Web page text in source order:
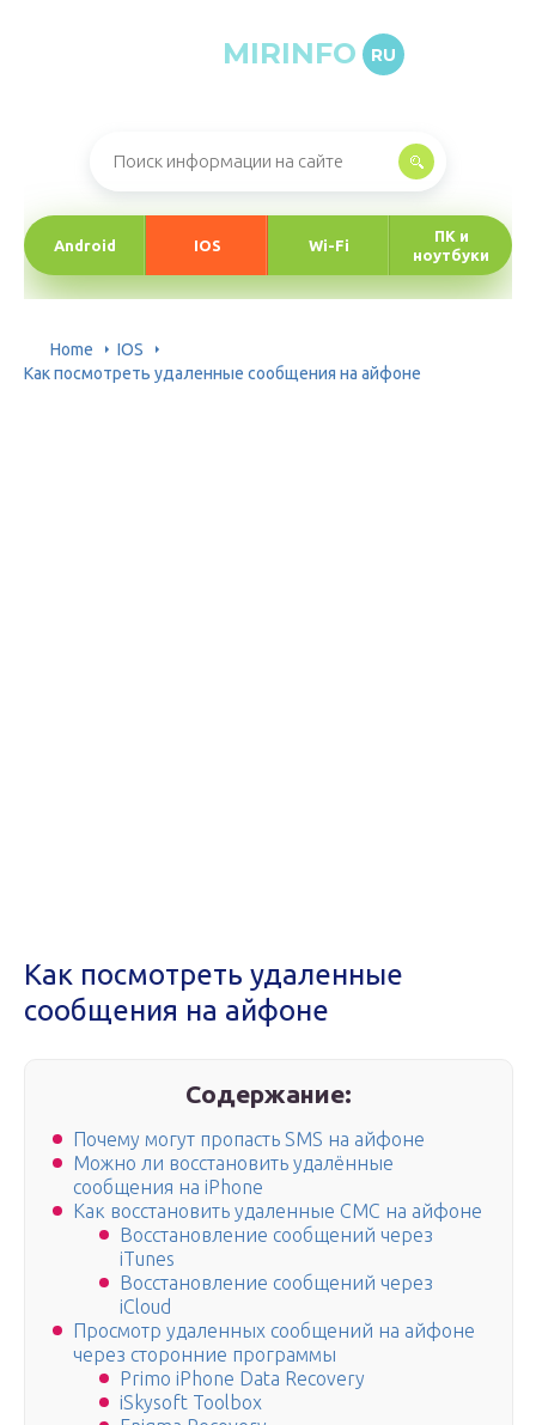
MIRINFO RU
Android IOS Wi-Fi
ПК и
ноутбуки
Home
IOS
Как посмотреть удаленные сообщения на айфоне
Как посмотреть удаленные
сообщения на айфоне
Содержание:
Почему могут пропасть SMS на айфоне
Можно ли восстановить удалённые
сообщения на iPhone
Как восстановить удаленные СМС на айфоне
Восстановление сообщений через
iTunes
Восстановление сообщений через
iCloud
Просмотр удаленных сообщений на айфоне
через сторонние программы
Primo iPhone Data Recovery
iSkysoft Toolbox